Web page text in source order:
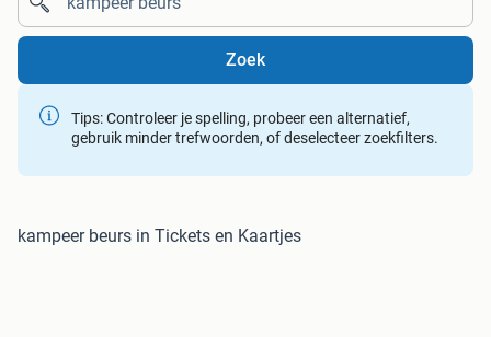
Zoek
Tips: Controleer je spelling, probeer een alternatief,
gebruik minder trefwoorden, of deselecteer zoekfilters.
kampeer beurs in Tickets en Kaartjes